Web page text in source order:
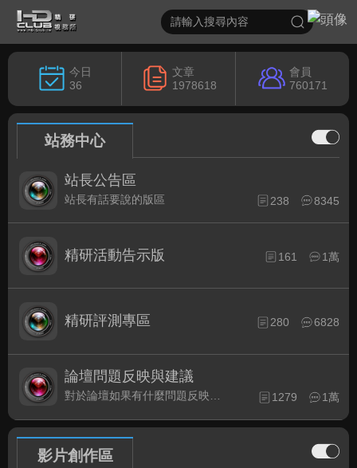
今日
36
文章
1978618
會員
760171
站務中心
站長公告區
站長有話要說的版區 238 8345
精研活動告示版 161 1萬
精研評測專區 280 6828
論壇問題反映與建議
對於論壇如果有什麼問題反映或是建議, 竭誠歡迎在這裡盡情發表 1279 1萬
影片創作區